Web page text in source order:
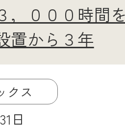
，０００時間
置から３年
クス
日